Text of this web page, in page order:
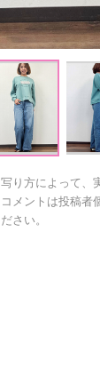
り方によって、
メントは投稿者
さい。